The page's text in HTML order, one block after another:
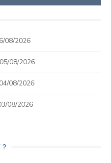
08/2026
05/08/2026
04/08/2026
08/2026
?